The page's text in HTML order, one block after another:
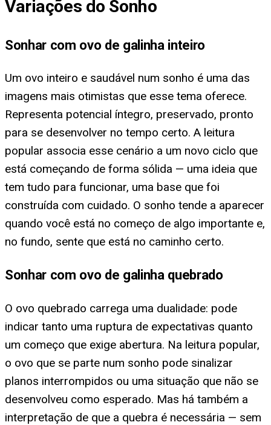
Variações do Sonho
Sonhar com ovo de galinha inteiro
Um ovo inteiro e saudável num sonho é uma das
imagens mais otimistas que esse tema oferece.
Representa potencial íntegro, preservado, pronto
para se desenvolver no tempo certo. A leitura
popular associa esse cenário a um novo ciclo que
está começando de forma sólida — uma ideia que
tem tudo para funcionar, uma base que foi
construída com cuidado. O sonho tende a aparecer
quando você está no começo de algo importante e,
no fundo, sente que está no caminho certo.
Sonhar com ovo de galinha quebrado
O ovo quebrado carrega uma dualidade: pode
indicar tanto uma ruptura de expectativas quanto
um começo que exige abertura. Na leitura popular,
o ovo que se parte num sonho pode sinalizar
planos interrompidos ou uma situação que não se
desenvolveu como esperado. Mas há também a
interpretação de que a quebra é necessária — sem